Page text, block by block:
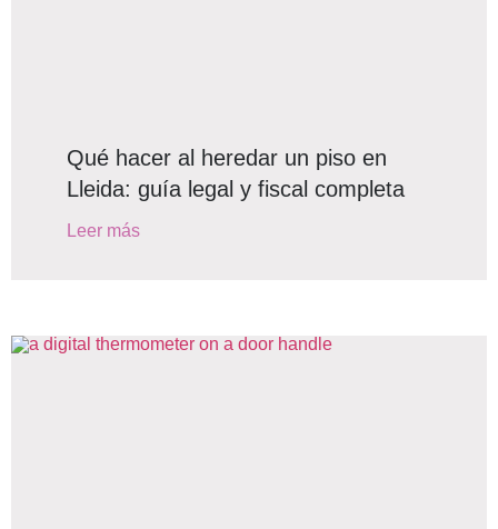
Qué hacer al heredar un piso en
Lleida: guía legal y fiscal completa
Leer más